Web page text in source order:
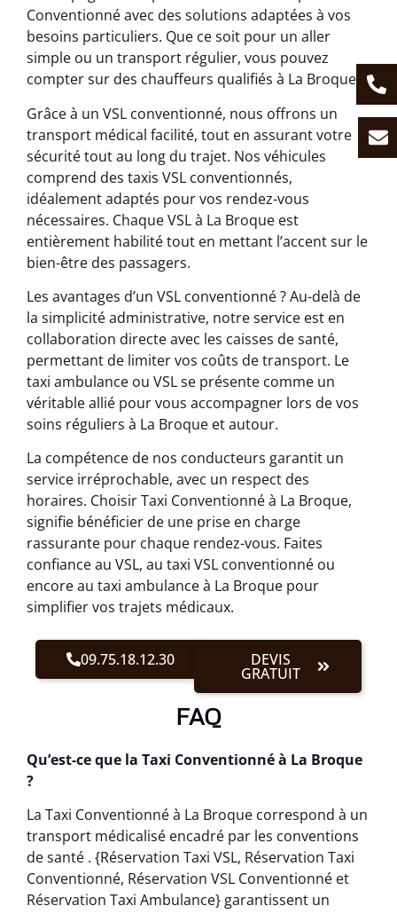
Conventionné avec des solutions adaptées à vos
besoins particuliers. Que ce soit pour un aller
simple ou un transport régulier, vous pouvez
compter sur des chauffeurs qualifiés à La Broque.
Grâce à un VSL conventionné, nous offrons un
transport médical facilité, tout en assurant votre
sécurité tout au long du trajet. Nos véhicules
comprend des taxis VSL conventionnés,
idéalement adaptés pour vos rendez-vous
nécessaires. Chaque VSL à La Broque est
entièrement habilité tout en mettant l’accent sur le
bien-être des passagers.
Les avantages d’un VSL conventionné ? Au-delà de
la simplicité administrative, notre service est en
collaboration directe avec les caisses de santé,
permettant de limiter vos coûts de transport. Le
taxi ambulance ou VSL se présente comme un
véritable allié pour vous accompagner lors de vos
soins réguliers à La Broque et autour.
La compétence de nos conducteurs garantit un
service irréprochable, avec un respect des
horaires. Choisir Taxi Conventionné à La Broque,
signifie bénéficier de une prise en charge
rassurante pour chaque rendez-vous. Faites
confiance au VSL, au taxi VSL conventionné ou
encore au taxi ambulance à La Broque pour
simplifier vos trajets médicaux.
09.75.18.12.30 DEVIS
GRATUIT
FAQ
Qu’est-ce que la Taxi Conventionné à La Broque
?
La Taxi Conventionné à La Broque correspond à un
transport médicalisé encadré par les conventions
de santé . {Réservation Taxi VSL, Réservation Taxi
Conventionné, Réservation VSL Conventionné et
Réservation Taxi Ambulance} garantissent un